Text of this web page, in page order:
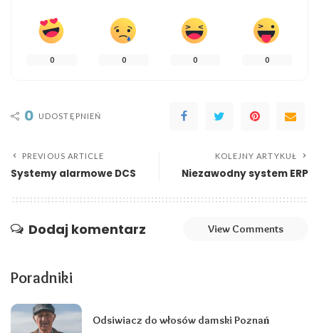
0 0 0 0
0 UDOSTĘPNIEŃ
PREVIOUS ARTICLE
Systemy alarmowe DCS
KOLEJNY ARTYKUŁ
Niezawodny system ERP
Dodaj komentarz View Comments
Poradniki
Odsiwiacz do włosów damski Poznań